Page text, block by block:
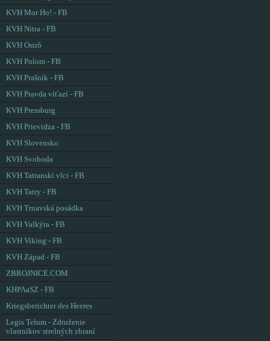
KVH Mor Ho! - FB
KVH Nitra - FB
KVH Ostrô
KVH Polom - FB
KVH Prašník - FB
KVH Pravda víťazí - FB
KVH Pressburg
KVH Prievidza - FB
KVH Slovensko
KVH Svoboda
KVH Tatranskí vlci - FB
KVH Tatry - FB
KVH Trnavská posádka
KVH Valkýra - FB
KVH Viking - FB
KVH Západ - FB
ZBROJNICE.COM
KHPAaSZ - FB
Kriegsberichter des Heeres
Legis Telum - Združenie
vlastníkov strelných zbraní